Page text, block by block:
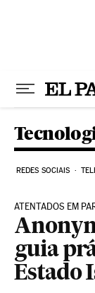
REDES SOCIAIS
ATENTADOS EM
guia
Estado